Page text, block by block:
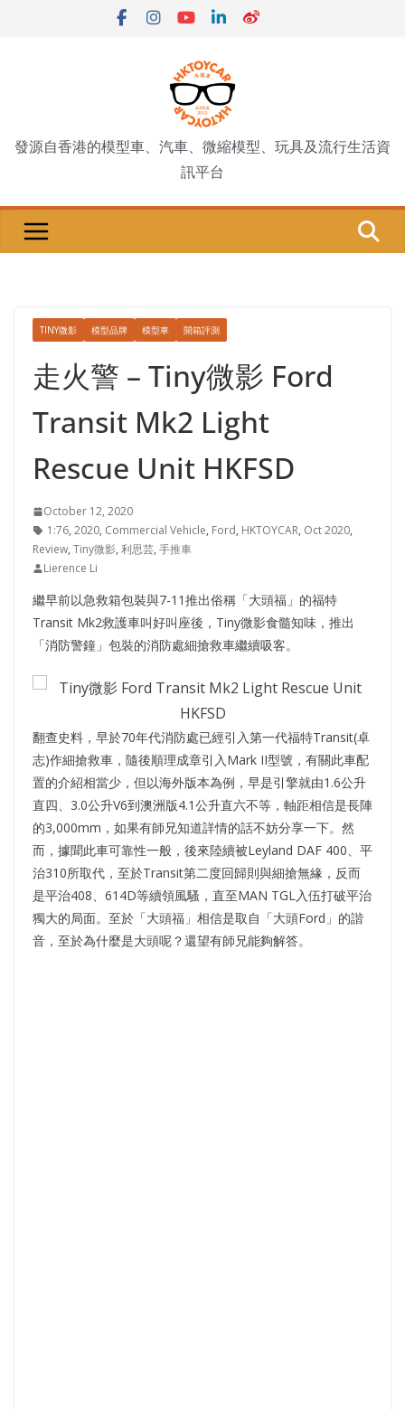
發源自香港的模型車、汽車、微縮模型、玩具及流行生活資
訊平台
TINY微影 模型品牌 模型車 開箱評測
走火警 – Tiny微影 Ford
Transit Mk2 Light
Rescue Unit HKFSD
October 12, 2020
1:76, 2020, Commercial Vehicle, Ford, HKTOYCAR, Oct 2020,
Review, Tiny微影, 利思芸, 手推車
Lierence Li
繼早前以急救箱包裝與7-11推出俗稱「大頭福」的福特
Transit Mk2救護車叫好叫座後，Tiny微影食髓知味，推出
「消防警鐘」包裝的消防處細搶救車繼續吸客。
翻查史料，早於70年代消防處已經引入第一代福特Transit(卓
志)作細搶救車，隨後順理成章引入Mark II型號，有關此車配
置的介紹相當少，但以海外版本為例，早是引擎就由1.6公升
直四、3.0公升V6到澳洲版4.1公升直六不等，軸距相信是長陣
的3,000mm，如果有師兄知道詳情的話不妨分享一下。然
而，據聞此車可靠性一般，後來陸續被Leyland DAF 400、平
治310所取代，至於Transit第二度回歸則與細搶無緣，反而
是平治408、614D等續領風騷，直至MAN TGL入伍打破平治
獨大的局面。至於「大頭福」相信是取自「大頭Ford」的諧
音，至於為什麼是大頭呢？還望有師兄能夠解答。